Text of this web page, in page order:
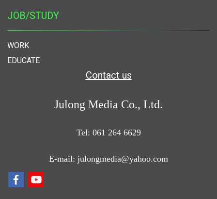
JOB/STUDY
WORK
EDUCATE
Contact us
Julong Media Co., Ltd.
Tel: 061 264 6629
E-mail: julongmedia@yahoo.com